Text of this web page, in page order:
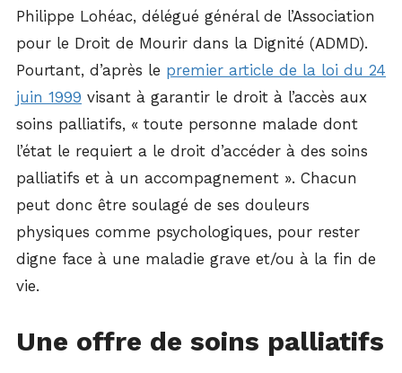
Philippe Lohéac, délégué général de l’Association
pour le Droit de Mourir dans la Dignité (ADMD).
Pourtant, d’après le premier article de la loi du 24
juin 1999 visant à garantir le droit à l’accès aux
soins palliatifs, « toute personne malade dont
l’état le requiert a le droit d’accéder à des soins
palliatifs et à un accompagnement ». Chacun
peut donc être soulagé de ses douleurs
physiques comme psychologiques, pour rester
digne face à une maladie grave et/ou à la fin de
vie.
Une offre de soins palliatifs